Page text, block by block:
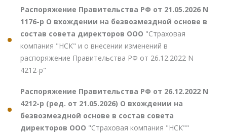
Распоряжение Правительства РФ от 21.05.2026 N
1176-р О вхождении на безвозмездной основе в
состав совета директоров ООО "Страховая
компания "НСК" и о внесении изменений в
распоряжение Правительства РФ от 26.12.2022 N
4212-р"
Распоряжение Правительства РФ от 26.12.2022 N
4212-р (ред. от 21.05.2026) О вхождении на
безвозмездной основе в состав совета
директоров ООО "Страховая компания "НСК""